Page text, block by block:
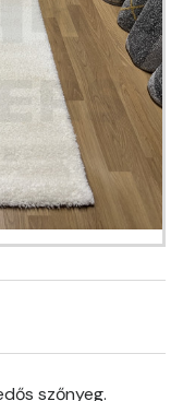
szőnyeg.